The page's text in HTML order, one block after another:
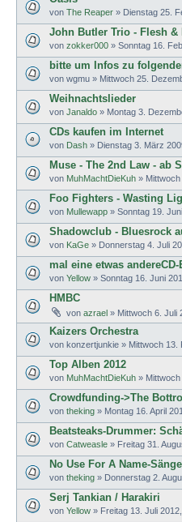
von The Reaper » Dienstag 25.
John Butler Trio - Flesh &
von zokker000 » Sonntag 16.
bitte um Infos zu
von wgmu » Mittwoch 25.
Weihnachtslieder
von Janaldo » Montag 3.
CDs kaufen im Internet
von Dash » Dienstag 3. März
Muse - The 2nd Law - ab
von MuhMachtDieKuh »
Foo Fighters - Wasting
von Mullewapp » Sonntag 19.
Shadowclub - Bluesrock
von KaGe » Donnerstag 4. Juli
mal eine etwas
von Yellow » Sonntag 16. Juni
HMBC
von azrael » Mittwoch 6. Juli
Kaizers Orchestra
von konzertjunkie » Mittwoch 13.
Top Alben 2012
von MuhMachtDieKuh »
Crowdfunding->The
von theking » Montag 16. April
Beatsteaks-Drummer:
von Catweasle » Freitag 31.
No Use For A Name-
von theking » Donnerstag 2.
Serj Tankian / Harakiri
von Yellow » Freitag 13. Juli